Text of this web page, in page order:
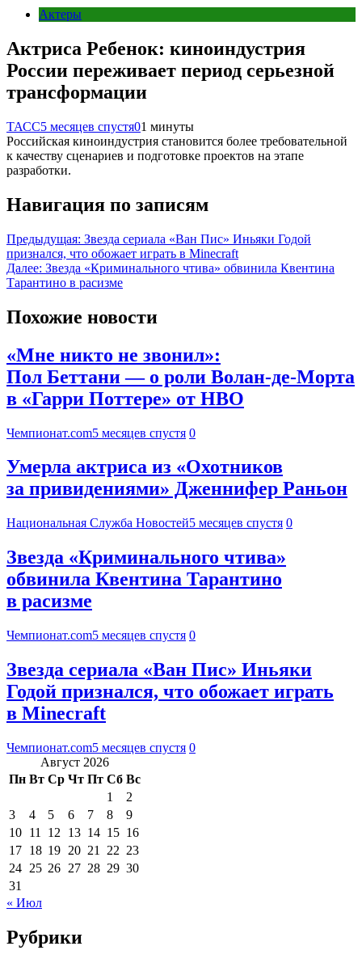
Актеры
Актриса Ребенок: киноиндустрия
России переживает период серьезной
трансформации
ТАСС5 месяцев спустя01 минуты
Российская киноиндустрия становится более требовательной
к качеству сценариев и подготовке проектов на этапе
разработки.
Навигация по записям
Предыдущая: Звезда сериала «Ван Пис» Иньяки Годой
признался, что обожает играть в Minecraft
Далее: Звезда «Криминального чтива» обвинила Квентина
Тарантино в расизме
Похожие новости
«Мне никто не звонил»:
Пол Беттани — о роли Волан-де-Морта
в «Гарри Поттере» от HBO
Чемпионат.com5 месяцев спустя 0
Умерла актриса из «Охотников
за привидениями» Дженнифер Раньон
Национальная Служба Новостей5 месяцев спустя 0
Звезда «Криминального чтива»
обвинила Квентина Тарантино
в расизме
Чемпионат.com5 месяцев спустя 0
Звезда сериала «Ван Пис» Иньяки
Годой признался, что обожает играть
в Minecraft
Чемпионат.com5 месяцев спустя 0
Август 2026
Пн Вт Ср Чт Пт Сб Вс
1
2
3
4 5 6 7 8
9
10 11 12 13 14 15 16
17 18 19 20 21 22 23
24 25 26 27 28 29 30
31
« Июл
Рубрики